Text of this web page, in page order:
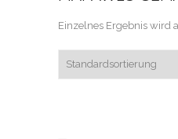
Einzelnes Ergebnis wird